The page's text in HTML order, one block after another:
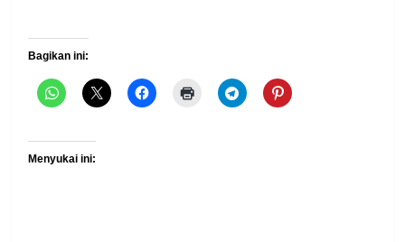
Bagikan ini:
Menyukai ini: